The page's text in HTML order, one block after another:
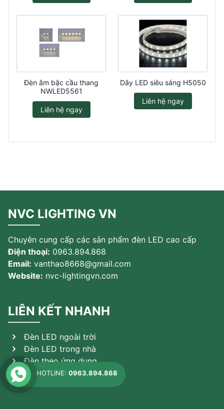
Đèn âm bậc cầu thang
NWLED5561
Liên hệ ngay
Dây LED siêu sáng H5050
Liên hệ ngay
NVC LIGHTING VN
Chuyên cung cấp các sản phẩm đèn LED cao cấp
Điện thoại: 0963.894.868
Email: vanthao8668@gmail.com
Website: nvc-lightingvn.com
LIÊN KẾT NHANH
Đèn LED ngoài trời
Đèn LED trong nhà
Đèn theo ứng dụng
Sản phẩm khác
HOTLINE:0963.894.868